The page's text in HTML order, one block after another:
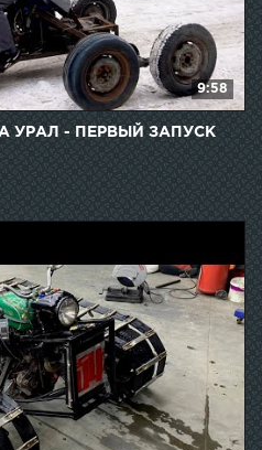
9:58
УРАЛ - ПЕРВЫЙ ЗАПУСК